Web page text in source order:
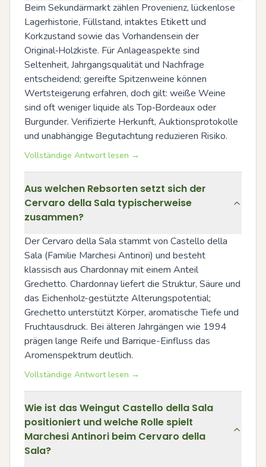
Beim Sekundärmarkt zählen Provenienz, lückenlose
Lagerhistorie, Füllstand, intaktes Etikett und
Korkzustand sowie das Vorhandensein der
Original‑Holzkiste. Für Anlageaspekte sind
Seltenheit, Jahrgangsqualität und Nachfrage
entscheidend; gereifte Spitzenweine können
Wertsteigerung erfahren, doch gilt: weiße Weine
sind oft weniger liquide als Top‑Bordeaux oder
Burgunder. Verifizierte Herkunft, Auktionsprotokolle
und unabhängige Begutachtung reduzieren Risiko.
Vollständige Antwort lesen →
Aus welchen Rebsorten setzt sich der
Cervaro della Sala typischerweise
zusammen?
Der Cervaro della Sala stammt von Castello della
Sala (Familie Marchesi Antinori) und besteht
klassisch aus Chardonnay mit einem Anteil
Grechetto. Chardonnay liefert die Struktur, Säure und
das Eichenholz-gestützte Alterungspotential;
Grechetto unterstützt Körper, aromatische Tiefe und
Fruchtausdruck. Bei älteren Jahrgängen wie 1994
prägen lange Reife und Barrique-Einfluss das
Aromenspektrum deutlich.
Vollständige Antwort lesen →
Wie ist das Weingut Castello della Sala
positioniert und welche Rolle spielt
Marchesi Antinori beim Cervaro della
Sala?